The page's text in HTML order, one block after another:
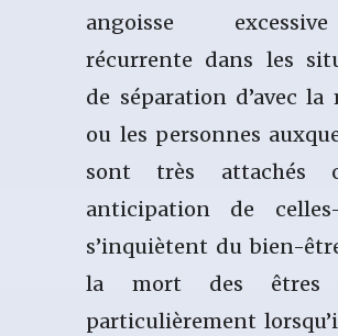
angoisse
récurrente dans les
de séparation d’avec la
ou les personnes
sont très attachés
anticipation de
s’inquiètent du bien-
la mort des êtres
particulièrement